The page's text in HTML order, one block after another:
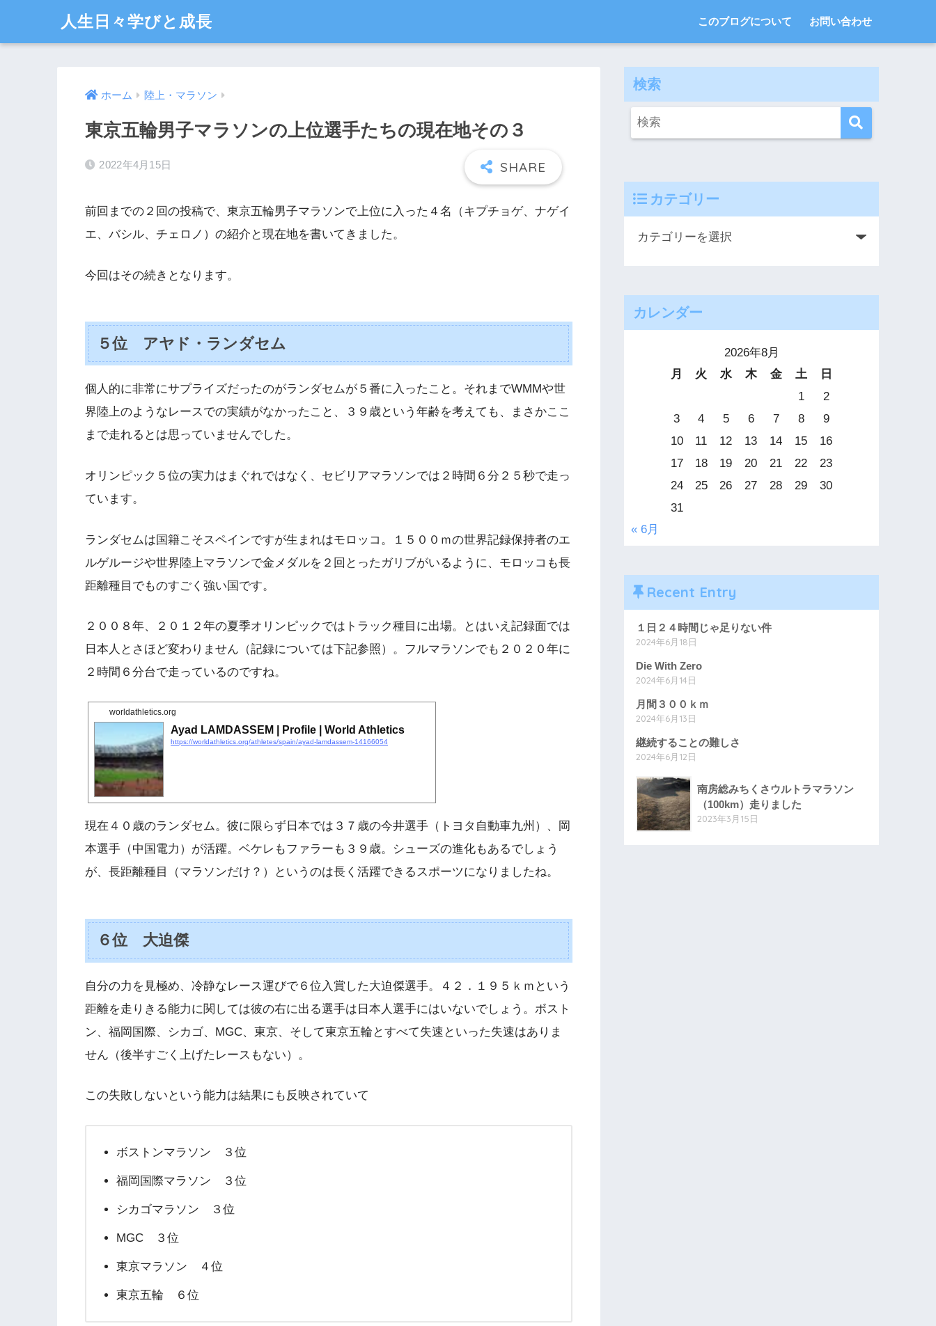
人生日々学びと成長 このブログについて お問い合わせ
ホーム 陸上・マラソン
東京五輪男子マラソンの上位選手たちの現在地その３
2022年4月15日
前回までの２回の投稿で、東京五輪男子マラソンで上位に入った４名（キプチョゲ、ナゲイ
エ、バシル、チェロノ）の紹介と現在地を書いてきました。
今回はその続きとなります。
５位 アヤド・ランダセム
個人的に非常にサプライズだったのがランダセムが５番に入ったこと。それまでWMMや世
界陸上のようなレースでの実績がなかったこと、３９歳という年齢を考えても、まさかここ
まで走れるとは思っていませんでした。
オリンピック５位の実力はまぐれではなく、セビリアマラソンでは２時間６分２５秒で走っ
ています。
ランダセムは国籍こそスペインですが生まれはモロッコ。１５００ｍの世界記録保持者のエ
ルゲルージや世界陸上マラソンで金メダルを２回とったガリブがいるように、モロッコも長
距離種目でものすごく強い国です。
２００８年、２０１２年の夏季オリンピックではトラック種目に出場。とはいえ記録面では
日本人とさほど変わりません（記録については下記参照）。フルマラソンでも２０２０年に
２時間６分台で走っているのですね。
worldathletics.org
Ayad LAMDASSEM | Profile | World Athletics
https://worldathletics.org/athletes/spain/ayad-lamdassem-14166054
現在４０歳のランダセム。彼に限らず日本では３７歳の今井選手（トヨタ自動車九州）、岡
本選手（中国電力）が活躍。ベケレもファラーも３９歳。シューズの進化もあるでしょう
が、長距離種目（マラソンだけ？）というのは長く活躍できるスポーツになりましたね。
６位 大迫傑
自分の力を見極め、冷静なレース運びで６位入賞した大迫傑選手。４２．１９５ｋｍという
距離を走りきる能力に関しては彼の右に出る選手は日本人選手にはいないでしょう。ボスト
ン、福岡国際、シカゴ、MGC、東京、そして東京五輪とすべて失速といった失速はありま
せん（後半すごく上げたレースもない）。
この失敗しないという能力は結果にも反映されていて
ボストンマラソン ３位
福岡国際マラソン ３位
シカゴマラソン ３位
MGC ３位
東京マラソン ４位
東京五輪 ６位
検索
カテゴリー
カレンダー
2026年8月
月
火 水 木 金 土
日
1
2
3
4 5 6 7 8
9
10
11 12 13 14 15
16
17
18 19 20 21 22
23
24
25 26 27 28 29
30
31
« 6月
Recent Entry
１日２４時間じゃ足りない件
2024年6月18日
Die With Zero
2024年6月14日
月間３００ｋｍ
2024年6月13日
継続することの難しさ
2024年6月12日
南房総みちくさウルトラマラソン
（100km）走りました
2023年3月15日